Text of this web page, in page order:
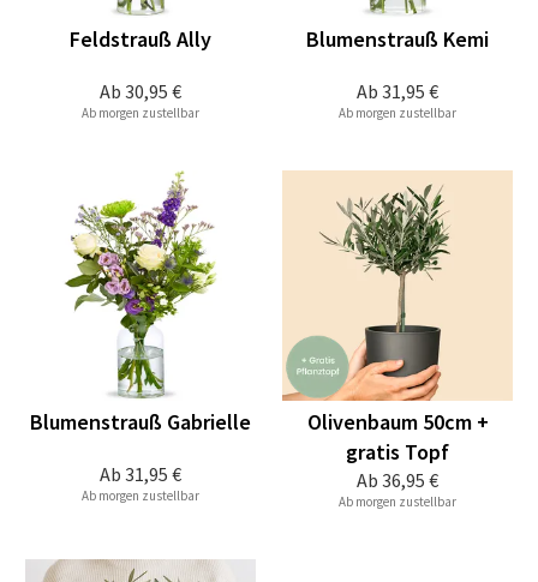
Ab 30,95 €
Feldstrauß Ally
Ab morgen zustellbar
Ab 31,95 €
Blumenstrauß Kemi
Ab morgen zustellbar
Ab 31,95 €
Blumenstrauß Gabrielle
Ab morgen zustellbar
Ab 36,95 €
Olivenbaum 50cm +
gratis Topf
Ab morgen zustellbar